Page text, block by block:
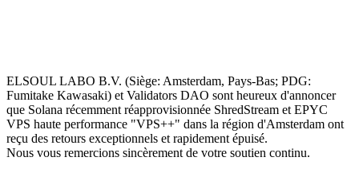
ELSOUL LABO B.V. (Siège: Amsterdam, Pays-Bas; PDG:
Fumitake Kawasaki) et Validators DAO sont heureux d'annoncer
que Solana récemment réapprovisionnée ShredStream et EPYC
VPS haute performance "VPS++" dans la région d'Amsterdam ont
reçu des retours exceptionnels et rapidement épuisé.
Nous vous remercions sincèrement de votre soutien continu.